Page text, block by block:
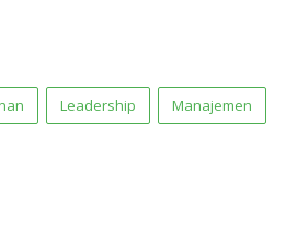
Leadership Manajemen